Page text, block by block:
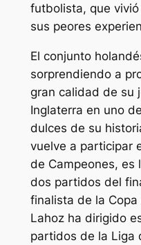
futbolista, que
sus peores
El conjunto
sorprendiendo a
gran calidad de su
Inglaterra en uno
dulces de su
vuelve a participar
de Campeones, es
dos partidos del
finalista de la
Lahoz ha dirigido
partidos de la Liga